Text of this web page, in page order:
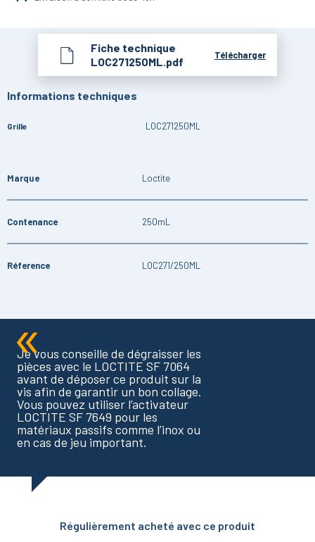
Fiche technique
LOC271250ML.pdf
Télécharger
Informations techniques
Grille LOC271250ML
Marque Loctite
Contenance 250mL
Réference LOC271/250ML
Je vous conseille de dégraisser les
pièces avec le LOCTITE SF 7064
avant de déposer ce produit sur la
vis afin de garantir un bon collage.
Vous pouvez utiliser l’activateur
LOCTITE SF 7649 pour les
matériaux passifs comme l’inox ou
en cas de jeu important.
Régulièrement acheté avec ce produit